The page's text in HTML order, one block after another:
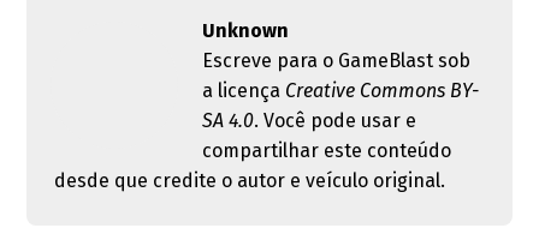
Unknown
Escreve para o GameBlast sob
a licença Creative Commons BY-
SA 4.0. Você pode usar e
compartilhar este conteúdo
desde que credite o autor e veículo original.